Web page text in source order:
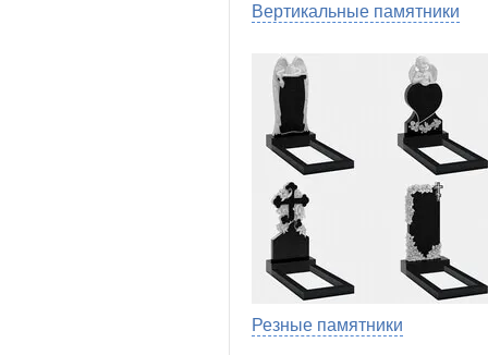
Вертикальные памятники
Резные памятники